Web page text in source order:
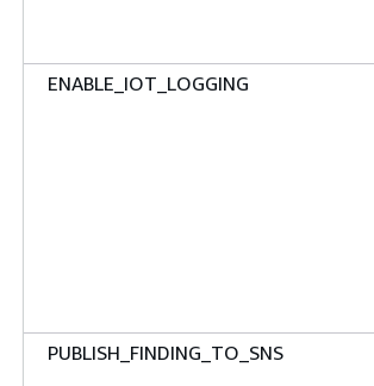
ENABLE_IOT_LOGGING
PUBLISH_FINDING_TO_SNS